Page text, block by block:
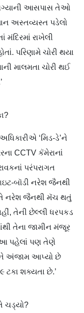
વાગ્યાની આસપાસ તેઓ
અસ્તવ્યસ્ત પડેલો
રાખેલી
પરિણામે ચોરી થયા
માલમતા ચોરી થઈ
‘મિડ-ડે’ને
CCTV કૅમેરાનાં
પરંપરાગત
બૉડી નરેશ જૈનથી
તે નરેશ જૈનથી મૅચ થતું
તેની છેલ્લી ધરપકડ
તેના જામીન મંજૂર
આ પહેલાં પણ તેણે
અંજામ આપ્યો છે
ટકા શક્યતા છે.’
ચડ્યો?